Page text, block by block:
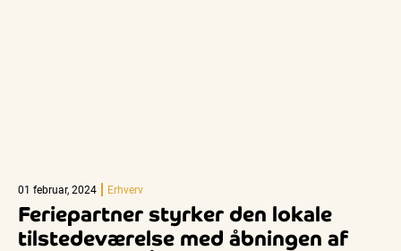
01 februar, 2024 Erhverv
Feriepartner styrker den lokale
tilstedeværelse med åbningen af